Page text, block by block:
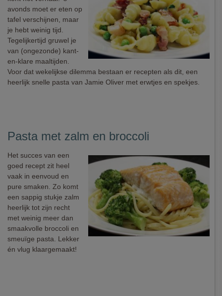
avonds moet er eten op
tafel verschijnen, maar
je hebt weinig tijd.
Tegelijkertijd gruwel je
van (ongezonde) kant-
en-klare maaltijden.
Voor dat wekelijkse dilemma bestaan er recepten als dit, een
heerlijk snelle pasta van Jamie Oliver met erwtjes en spekjes.
Pasta met zalm en broccoli
Het succes van een
goed recept zit heel
vaak in eenvoud en
pure smaken. Zo komt
een sappig stukje zalm
heerlijk tot zijn recht
met weinig meer dan
smaakvolle broccoli en
smeuïge pasta. Lekker
én vlug klaargemaakt!